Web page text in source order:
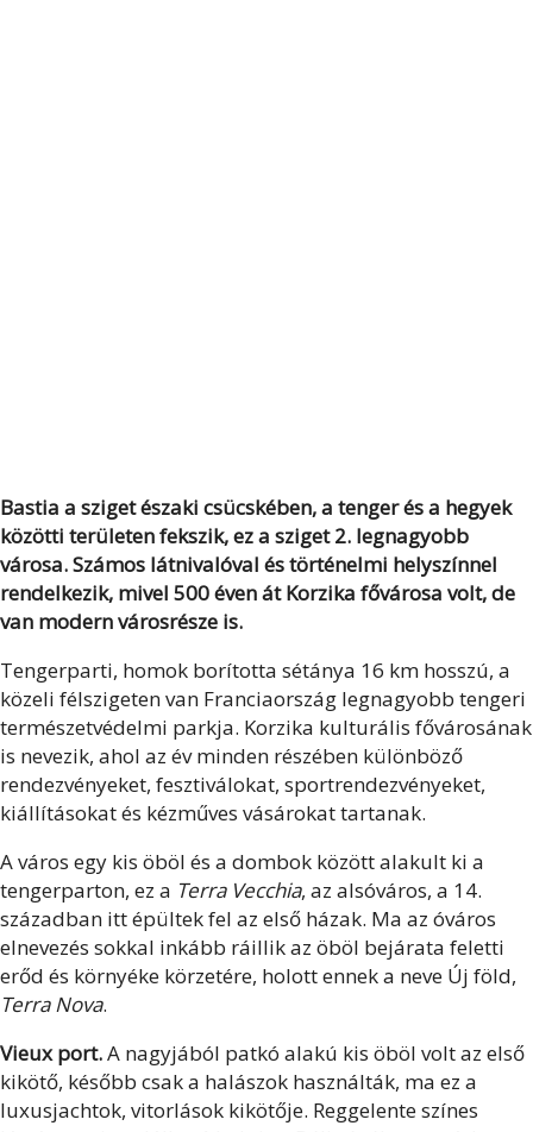
Bastia a sziget északi csücskében, a tenger és a hegyek
közötti területen fekszik, ez a sziget 2. legnagyobb
városa. Számos látnivalóval és történelmi helyszínnel
rendelkezik, mivel 500 éven át Korzika fővárosa volt, de
van modern városrésze is.
Tengerparti, homok borította sétánya 16 km hosszú, a
közeli félszigeten van Franciaország legnagyobb tengeri
természetvédelmi parkja. Korzika kulturális fővárosának
is nevezik, ahol az év minden részében különböző
rendezvényeket, fesztiválokat, sportrendezvényeket,
kiállításokat és kézműves vásárokat tartanak.
A város egy kis öböl és a dombok között alakult ki a
tengerparton, ez a Terra Vecchia, az alsóváros, a 14.
században itt épültek fel az első házak. Ma az óváros
elnevezés sokkal inkább ráillik az öböl bejárata feletti
erőd és környéke körzetére, holott ennek a neve Új föld,
Terra Nova.
Vieux port.A nagyjából patkó alakú kis öböl volt az első
kikötő, később csak a halászok használták, ma ez a
luxusjachtok, vitorlások kikötője. Reggelente színes